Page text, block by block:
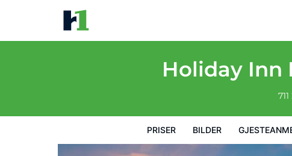
Holiday Inn
PRISER BILDER
Holiday Inn Portsmouth Downtown by IHG
Priser